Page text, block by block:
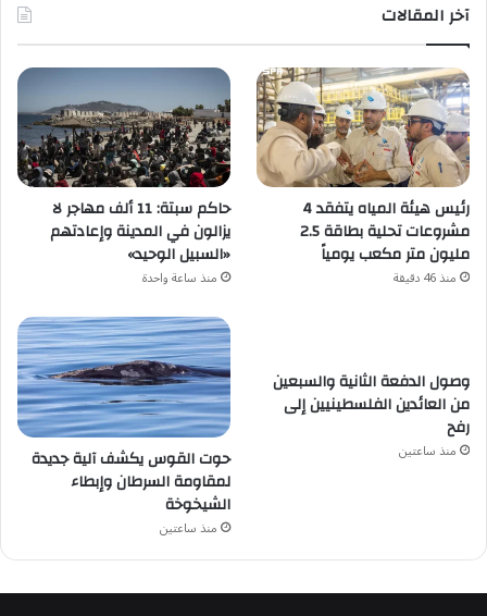
آخر المقالات
رئيس هيئة المياه يتفقد 4
مشروعات تحلية بطاقة 2.5
مليون متر مكعب يومياً
منذ 46 دقيقة
حاكم سبتة: 11 ألف مهاجر لا
يزالون في المدينة وإعادتهم
«السبيل الوحيد»
منذ ساعة واحدة
وصول الدفعة الثانية والسبعين
من العائدين الفلسطينيين إلى
رفح
منذ ساعتين
حوت القوس يكشف آلية جديدة
لمقاومة السرطان وإبطاء
الشيخوخة
منذ ساعتين